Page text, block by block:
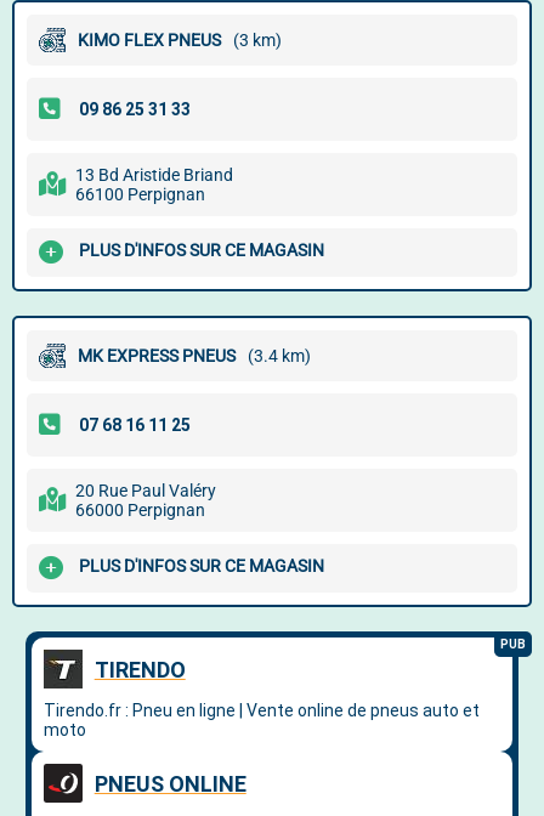
KIMO FLEX PNEUS (3 km)
13 Bd Aristide Briand
66100 Perpignan
PLUS D'INFOS SUR CE MAGASIN
MK EXPRESS PNEUS (3.4 km)
20 Rue Paul Valéry
66000 Perpignan
PLUS D'INFOS SUR CE MAGASIN